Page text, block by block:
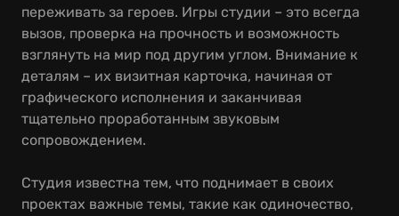
переживать за героев. Игры студии – это всегда
вызов, проверка на прочность и возможность
взглянуть на мир под другим углом. Внимание к
деталям – их визитная карточка, начиная от
графического исполнения и заканчивая
тщательно проработанным звуковым
сопровождением.
Студия известна тем, что поднимает в своих
проектах важные темы, такие как одиночество,